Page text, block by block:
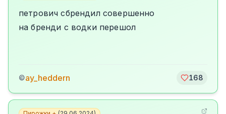
петрович сбрендил совершенно
на бренди с водки перешол
©ay_heddern 168